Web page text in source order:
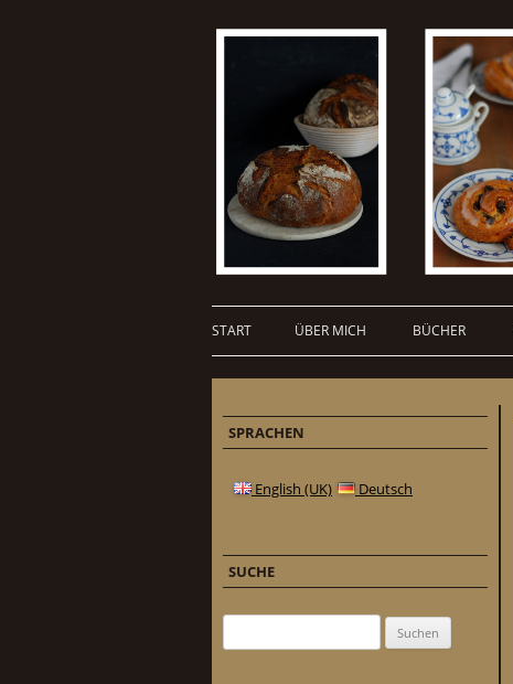
START ÜBER MICH BÜCHER
SPRACHEN
English (UK) Deutsch
SUCHE